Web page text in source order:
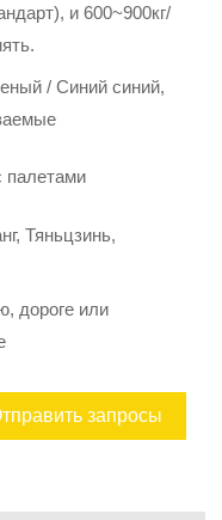
и 600~900кг/
/ Синий синий,
палетами
Тяньцзинь,
дороге или
запросы